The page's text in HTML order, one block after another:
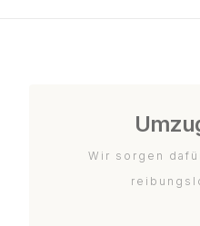
Wir sorgen